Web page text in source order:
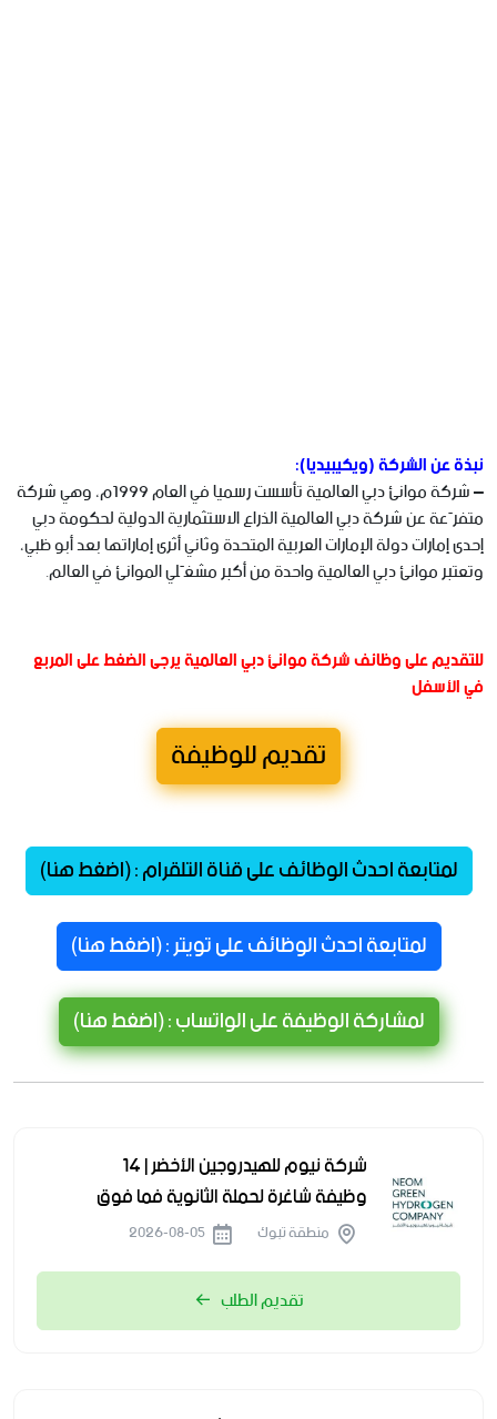
نبذة عن الشركة (ويكيبيديا):
– شركة موانئ دبي العالمية تأسست رسميا في العام 1999م،‏ وهي شركة
متفرّعة عن شركة دبي العالمية الذراع الاستثمارية الدولية لحكومة دبي
إحدى إمارات دولة الإمارات العربية المتحدة وثاني أثرى إماراتها بعد أبو ظبي،
وتعتبر موانئ دبي العالمية واحدة من أكبر مشغّلي الموانئ في العالم.
للتقديم على وظائف شركة موانئ دبي العالمية يرجى الضغط على المربع
في الأسفل
تقديم للوظيفة
لمتابعة احدث الوظائف على قناة التلقرام : (اضغط هنا)
لمتابعة احدث الوظائف على تويتر : (اضغط هنا)
لمشاركة الوظيفة على الواتساب : (اضغط هنا)
شركة نيوم للهيدروجين الأخضر | 14
وظيفة شاغرة لحملة الثانوية فما فوق
منطقة تبوك
تقديم الطلب